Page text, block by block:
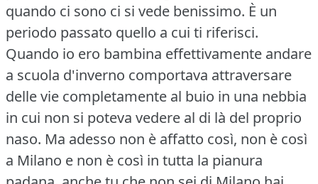
quando ci sono ci si vede benissimo. È un
periodo passato quello a cui ti riferisci.
Quando io ero bambina effettivamente andare
a scuola d'inverno comportava attraversare
delle vie completamente al buio in una nebbia
in cui non si poteva vedere al di là del proprio
naso. Ma adesso non è affatto così, non è così
a Milano e non è così in tutta la pianura